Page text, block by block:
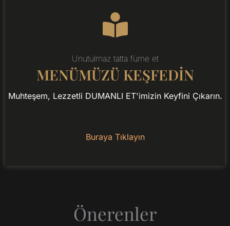
Unutulmaz tatta füme et
MENÜMÜZÜ KEŞFEDİN
Muhteşem, Lezzetli DUMANLI ET'imizin Keyfini Çıkarın.
Buraya Tıklayın
Önerenler